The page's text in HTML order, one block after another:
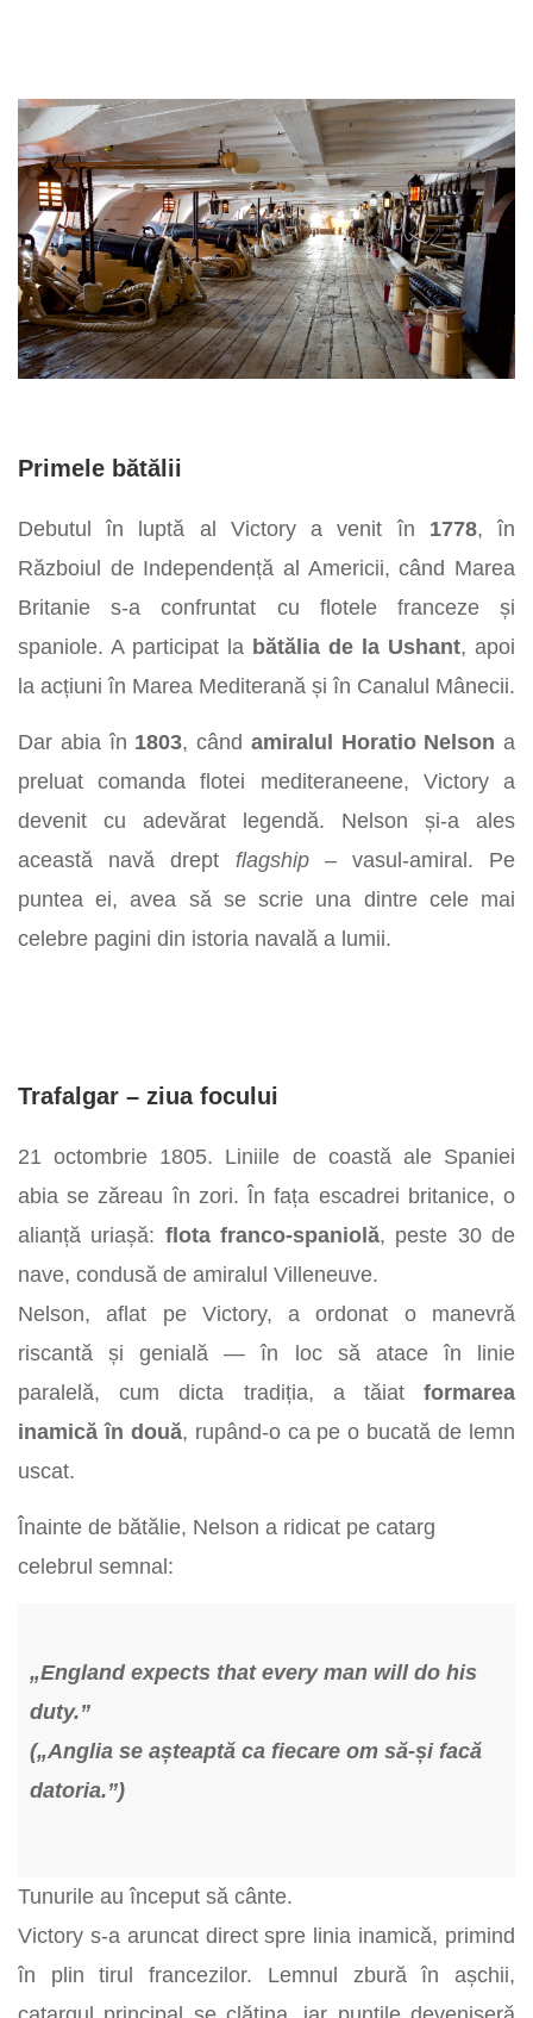
Primele bătălii
Debutul în luptă al Victory a venit în 1778, în
Războiul de Independență al Americii, când Marea
Britanie s-a confruntat cu flotele franceze și
spaniole. A participat la bătălia de la Ushant, apoi
la acțiuni în Marea Mediterană și în Canalul Mânecii.
Dar abia în 1803, când amiralul Horatio Nelson a
preluat comanda flotei mediteraneene, Victory a
devenit cu adevărat legendă. Nelson și-a ales
această navă drept flagship– vasul-amiral. Pe
puntea ei, avea să se scrie una dintre cele mai
celebre pagini din istoria navală a lumii.
Trafalgar – ziua focului
21 octombrie 1805. Liniile de coastă ale Spaniei
abia se zăreau în zori. În fața escadrei britanice, o
alianță uriașă: flota franco-spaniolă, peste 30 de
nave, condusă de amiralul Villeneuve.
Nelson, aflat pe Victory, a ordonat o manevră
riscantă și genială — în loc să atace în linie
paralelă, cum dicta tradiția, a tăiat formarea
inamică în două, rupând-o ca pe o bucată de lemn
uscat.
Înainte de bătălie, Nelson a ridicat pe catarg
celebrul semnal:
„England expects that every man will do his
duty.”
(„Anglia se așteaptă ca fiecare om să-și facă
datoria.”)
Tunurile au început să cânte.
Victory s-a aruncat direct spre linia inamică, primind
în plin tirul francezilor. Lemnul zbură în așchii,